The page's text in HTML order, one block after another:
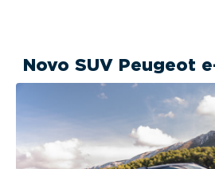
Novo SUV Peugeot